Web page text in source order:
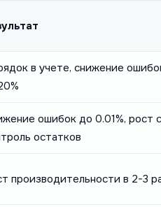
в учете, снижение
ошибок до 0.01%, рост
остатков
производительности в 2-3